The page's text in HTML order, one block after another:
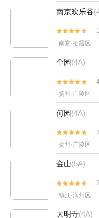
南京欢乐谷


南京·栖霞区
个园(4A)


扬州·广陵区
何园(4A)


扬州·广陵区
金山(5A)


镇江·润州区
大明寺(4A)